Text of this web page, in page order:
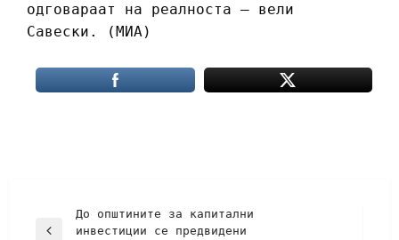
одговараат на реалноста – вели
Савески. (МИА)
До општините за капитални
инвестиции се предвидени